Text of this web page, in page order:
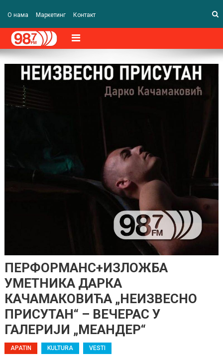
О нама Маркетинг Контакт
ПЕРФОРМАНС+ИЗЛОЖБА
УМЕТНИКА ДАРКА
КАЧАМАКОВИЋА „НЕИЗВЕСНО
ПРИСУТАН“ – ВЕЧЕРАС У
ГАЛЕРИЈИ „МЕАНДЕР“
APATIN KULTURA VESTI